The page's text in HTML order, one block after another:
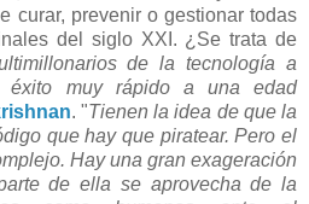
curar, prevenir o gestionar todas
del siglo XXI. ¿Se trata de
de la tecnología a
éxito muy rápido a una edad
. "Tienen la idea de que la
que hay que piratear. Pero el
Hay una gran exageración
de ella se aprovecha de la